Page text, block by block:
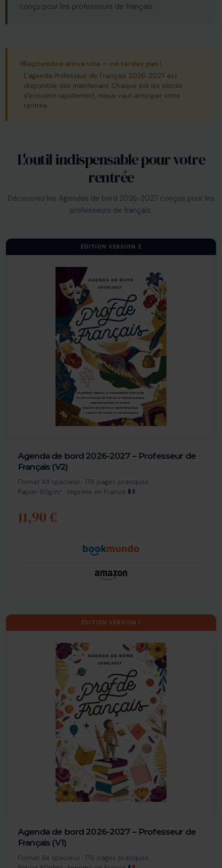
conçu pour les professeurs de français.
Septembre arrive vite — ne tardez pas !
L'agenda Professeur de Français 2026-2027 est
disponible dès maintenant. Chaque été les stocks
s'écoulent rapidement, mieux vaut anticiper votre
rentrée.
L'outil indispensable pour votre
rentrée
Découvrez les Agendas de bord 2026-2027 conçus pour les
professeurs de français.
ÉDITION VERSION 2
Agenda de bord 2026-2027 – Professeur de
Français (V2)
Format A4 spacieux · 176 pages pratiques
Papier 80g/m² · Imprimé en France
11,90 €
ÉDITION VERSION 1
Agenda de bord 2026-2027 – Professeur de
Français (V1)
Format A4 spacieux · 176 pages pratiques